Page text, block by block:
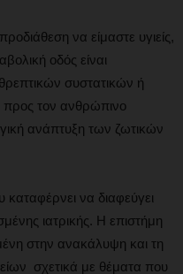
να είμαστε υγιείς,
οδός είναι
συστατικών ή
προς τον ανθρώπινο
ανάπτυξη των ζωτικών
να διαφεύγει
ιατρικής. Η επιστήμη
στην ανακάλυψη και τη
σχετικά με θέματα που